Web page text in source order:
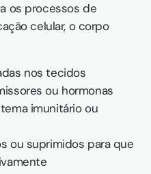
os processos de
celular, o corpo
nos tecidos
ou hormonas
imunitário ou
ou suprimidos para que